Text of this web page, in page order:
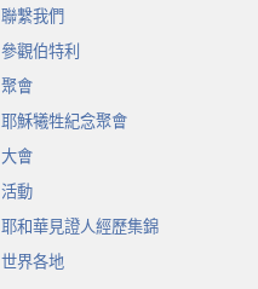
聯繫我們
參觀伯特利
聚會
耶穌犧牲紀念聚會
大會
活動
耶和華見證人經歷集錦
世界各地